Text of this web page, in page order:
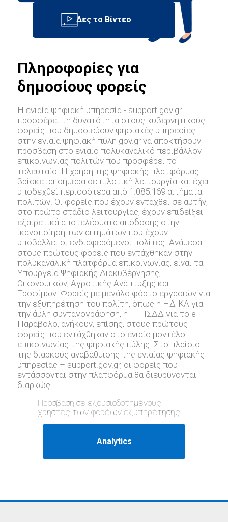
Πληροφορίες για
δημοσίους φορείς
Η ενιαία ψηφιακή υπηρεσία - support.gov.gr
προσφέρει τη δυνατότητα στους κυβερνητικούς
φορείς που δημοσιεύουν ψηφιακές υπηρεσίες
στην ενιαία ψηφιακή πύλη gov.gr να αποκτήσουν
πρόσβαση στο ενιαίο πολυκαναλικό περιβάλλον
επικοινωνίας πολιτών που προσφέρει το
τελευταίο. Η χρήση της ψηφιακής πλατφόρμας
βρίσκεται σήμερα σε πιλοτική λειτουργία και έχει
υποδεχθεί περισσότερα από 1.085.169 αιτήματα
πολιτών. Οι φορείς που έχουν ενταχθεί σε αυτήν,
στο πρώτο στάδιο λειτουργίας, έχουν επιδείξει
εξαιρετικά αποτελέσματα απόδοσης στην
ικανοποίηση των αιτημάτων που έχουν
υποβάλλει οι ενδιαφερόμενοι πολίτες. Ανάμεσα
στους πρώτους φορείς που εντάχθηκαν στην
πολυκαναλική πλατφόρμα επικοινωνίας, είναι τα
Υπουργεία Ψηφιακής Διακυβέρνησης,
Οικονομικών, Αγροτικής Ανάπτυξης και
Τροφίμων. Φορείς με μεγάλο φόρτο εργασιών για
την εξυπηρέτηση του πολίτη, όπως η ΗΔΙΚΑ για
την άυλη συνταγογράφηση, η ΓΓΠΣΔΔ για το e-
Παράβολο, ανήκουν, επίσης, στους πρώτους
φορείς που εντάχθηκαν στο ενιαίο μοντέλο
επικοινωνίας της ψηφιακής πύλης. Στο πλαίσιο
της διαρκούς αναβάθμισης της ενιαίας ψηφιακής
υπηρεσίας – support.gov.gr, oι φορείς που
εντάσσονται στην πλατφόρμα θα διευρύνονται
διαρκώς.
Πρόσβαση σε εξουσιοδοτημένους
χρήστες των φορέων εξυπηρέτησης